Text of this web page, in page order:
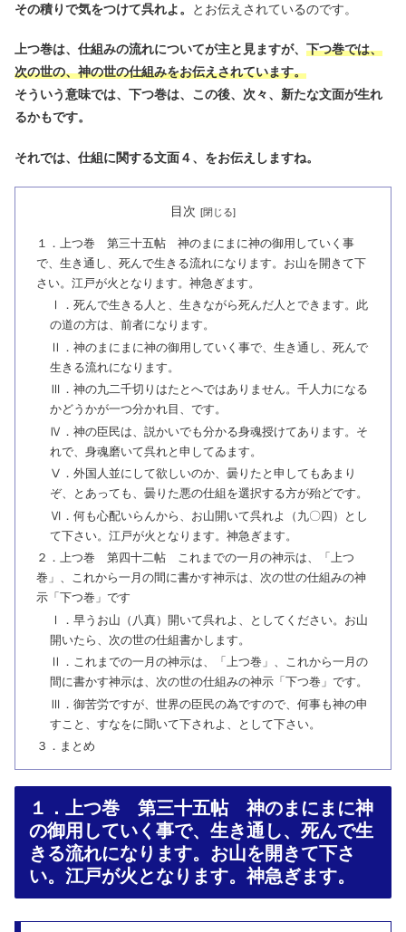
その積りで気をつけて呉れよ。
とお伝えされているのです。
上つ巻は、仕組みの流れについてが主と見ますが、 下つ巻では、
次の世の、神の世の仕組みをお伝えされています。
そういう意味では、下つ巻は、この後、次々、新たな文面が生れ
るかもです。
それでは、仕組に関する文面４、をお伝えしますね。
目次
１．上つ巻 第三十五帖 神のまにまに神の御用していく事
で、生き通し、死んで生きる流れになります。お山を開きて下
さい。江戸が火となります。神急ぎます。
Ⅰ．死んで生きる人と、生きながら死んだ人とできます。此
の道の方は、前者になります。
Ⅱ．神のまにまに神の御用していく事で、生き通し、死んで
生きる流れになります。
Ⅲ．神の九二千切りはたとへではありません。千人力になる
かどうかが一つ分かれ目、です。
Ⅳ．神の臣民は、説かいでも分かる身魂授けてあります。そ
れで、身魂磨いて呉れと申してゐます。
Ⅴ．外国人並にして欲しいのか、曇りたと申してもあまり
ぞ、とあっても、曇りた悪の仕組を選択する方が殆どです。
Ⅵ．何も心配いらんから、お山開いて呉れよ（九〇四）とし
て下さい。江戸が火となります。神急ぎます。
２．上つ巻 第四十二帖 これまでの一月の神示は、「上つ
巻」、これから一月の間に書かす神示は、次の世の仕組みの神
示「下つ巻」です
Ⅰ．早うお山（八真）開いて呉れよ、としてください。お山
開いたら、次の世の仕組書かします。
Ⅱ．これまでの一月の神示は、「上つ巻」、これから一月の
間に書かす神示は、次の世の仕組みの神示「下つ巻」です。
Ⅲ．御苦労ですが、世界の臣民の為ですので、何事も神の申
すこと、すなをに聞いて下されよ、として下さい。
３．まとめ
１．上つ巻 第三十五帖 神のまにまに神
の御用していく事で、生き通し、死んで生
きる流れになります。お山を開きて下さ
い。江戸が火となります。神急ぎます。